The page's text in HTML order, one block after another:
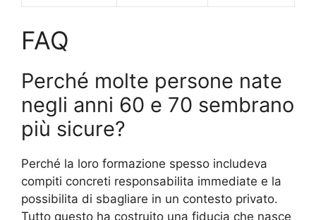
FAQ
Perché molte persone nate
negli anni 60 e 70 sembrano
più sicure?
Perché la loro formazione spesso includeva
compiti concreti responsabilita immediate e la
possibilita di sbagliare in un contesto privato.
Tutto questo ha costruito una fiducia che nasce